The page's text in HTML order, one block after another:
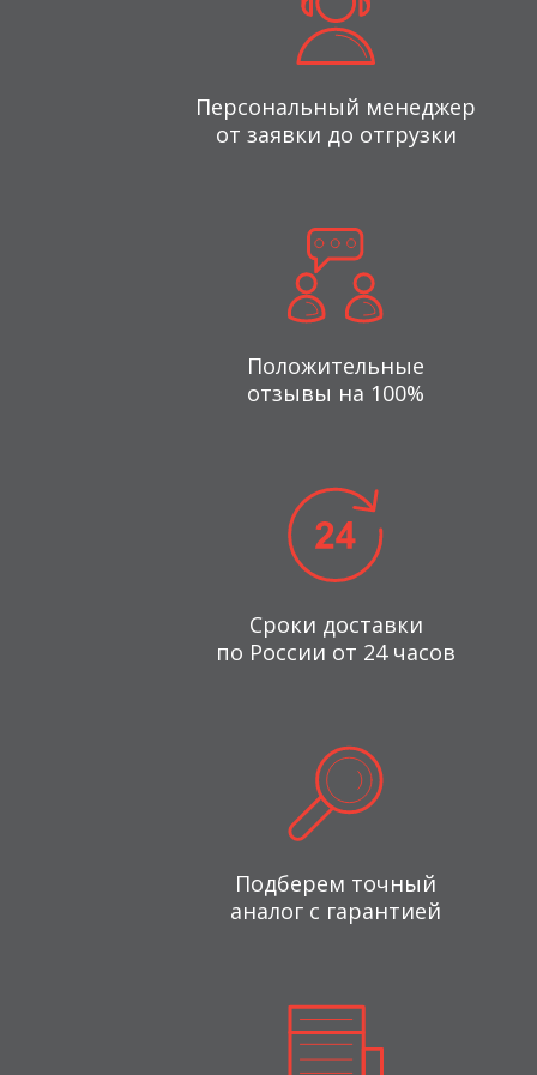
Персональный менеджер
от заявки до отгрузки
Положительные
отзывы на 100%
Сроки доставки
по России от 24 часов
Подберем точный
аналог с гарантией